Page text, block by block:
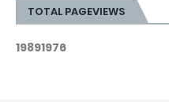
TOTAL PAGEVIEWS
19891976